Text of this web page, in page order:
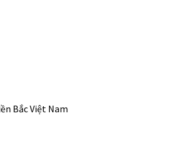
Bắc Việt Nam